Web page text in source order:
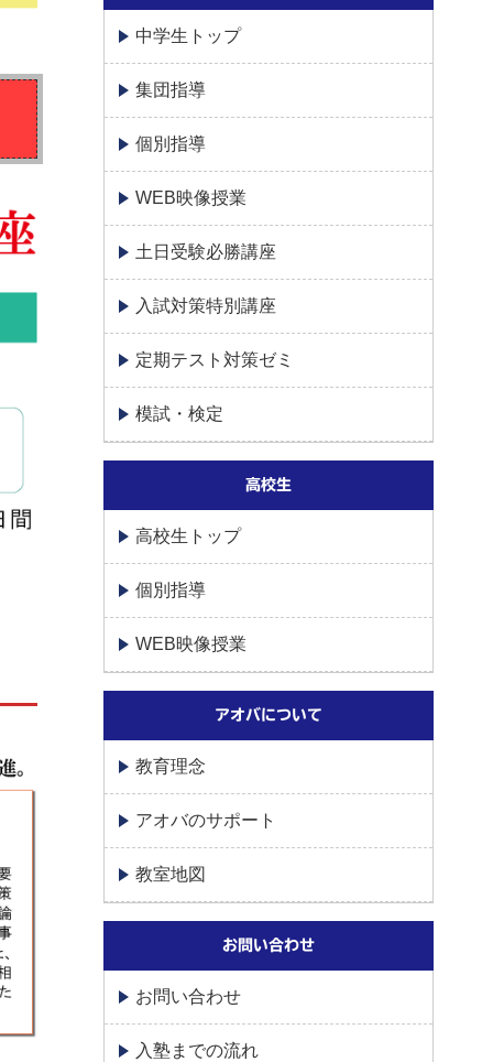
中学生トップ
集団指導
個別指導
WEB映像授業
土日受験必勝講座
入試対策特別講座
定期テスト対策ゼミ
模試・検定
高校生
高校生トップ
個別指導
WEB映像授業
アオバについて
教育理念
アオバのサポート
教室地図
お問い合わせ
お問い合わせ
入塾までの流れ